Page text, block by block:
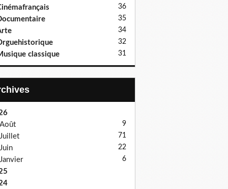
36
35
34
32
classique 31
Août
9
Juillet 71
Juin 22
Janvier 6